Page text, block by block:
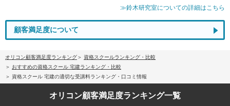
≫鈴木研究室についての詳細はこちら
顧客満足度について
オリコン顧客満足度ランキング
資格スクールランキング・比較
おすすめの資格スクール 宅建ランキング・比較
資格スクール 宅建の適切な受講料ランキング・口コミ情報
オリコン顧客満足度ランキング一覧